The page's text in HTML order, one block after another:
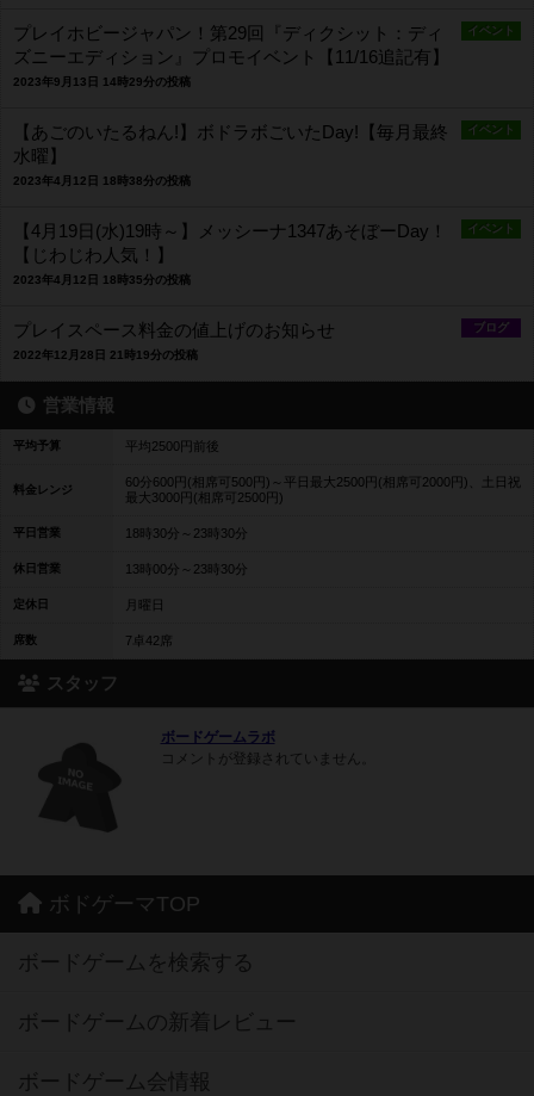
イベント
プレイホビージャパン！第29回『ディクシット：ディ
ズニーエディション』プロモイベント【11/16追記有】
2023年9月13日 14時29分の投稿
イベント
【あごのいたるねん!】ボドラボごいたDay!【毎月最終
水曜】
2023年4月12日 18時38分の投稿
イベント
【4月19日(水)19時～】メッシーナ1347あそぼーDay！
【じわじわ人気！】
2023年4月12日 18時35分の投稿
ブログ
プレイスペース料金の値上げのお知らせ
2022年12月28日 21時19分の投稿
営業情報
平均予算 平均2500円前後
料金レンジ
60分600円(相席可500円)～平日最大2500円(相席可2000円)、土日祝
最大3000円(相席可2500円)
平日営業 18時30分～23時30分
休日営業 13時00分～23時30分
定休日 月曜日
席数 7卓42席
スタッフ
ボードゲームラボ
コメントが登録されていません。
ボドゲーマTOP
ボードゲームを検索する
ボードゲームの新着レビュー
ボードゲーム会情報